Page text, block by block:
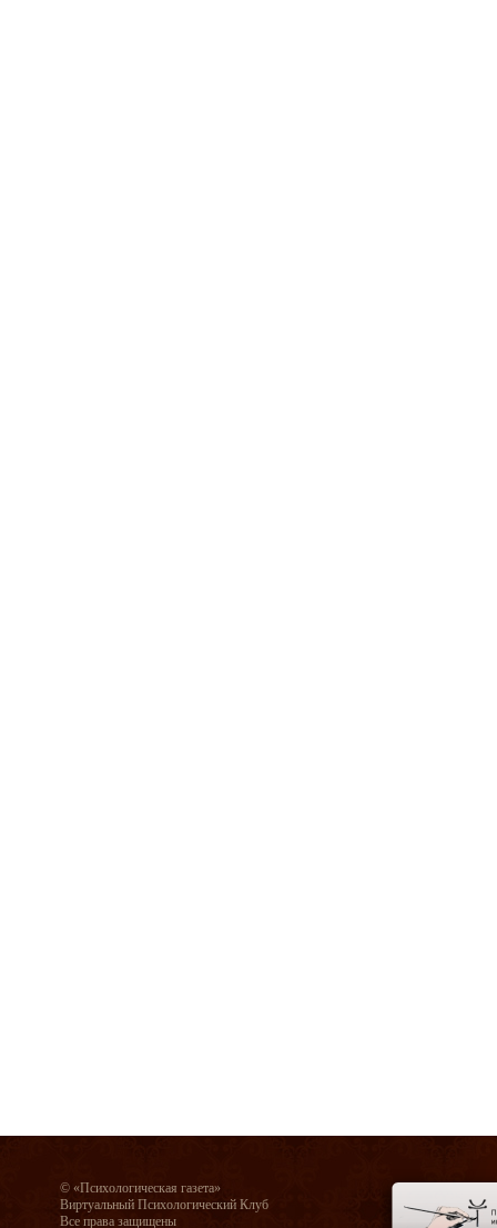
© «Психологическая газета»
Виртуальный Психологический Клуб
Все права защищены